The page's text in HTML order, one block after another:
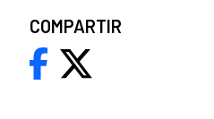
COMPARTIR